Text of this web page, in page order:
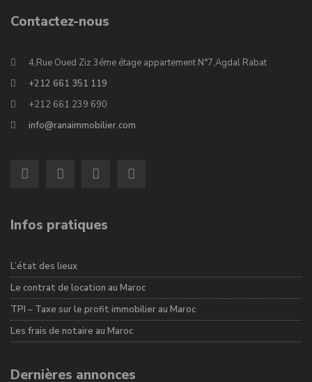
Contactez-nous
4,Rue Oued Ziz 3éme étage appartement N°7,Agdal Rabat
+212 661 351 119
+212 661 239 690
info@ranaimmobilier.com
Infos pratiques
L’état des lieux
Le contrat de location au Maroc
TPI – Taxe sur le profit immobilier au Maroc
Les frais de notaire au Maroc
Dernières annonces